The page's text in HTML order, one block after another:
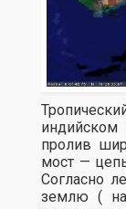
индийском
пролив
мост —
Согласно
землю (